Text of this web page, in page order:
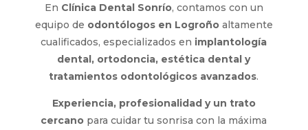
En Clínica Dental Sonrío, contamos con un
equipo de odontólogos en Logroñoaltamente
cualificados, especializados en implantología
dental, ortodoncia, estética dental y
tratamientos odontológicos avanzados.
Experiencia, profesionalidad y un trato
cercano para cuidar tu sonrisa con la máxima